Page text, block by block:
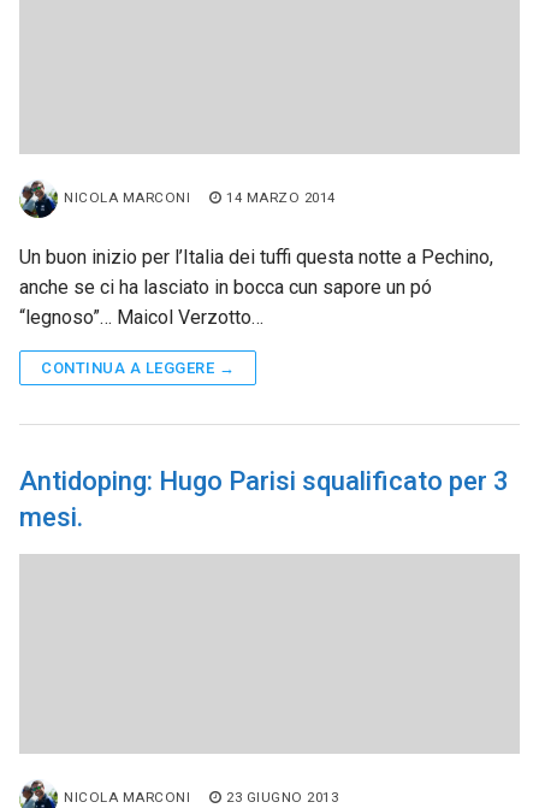
NICOLA MARCONI 14 MARZO 2014
Un buon inizio per l’Italia dei tuffi questa notte a Pechino,
anche se ci ha lasciato in bocca cun sapore un pó
“legnoso”… Maicol Verzotto…
CONTINUA A LEGGERE →
Antidoping: Hugo Parisi squalificato per 3
mesi.
NICOLA MARCONI 23 GIUGNO 2013